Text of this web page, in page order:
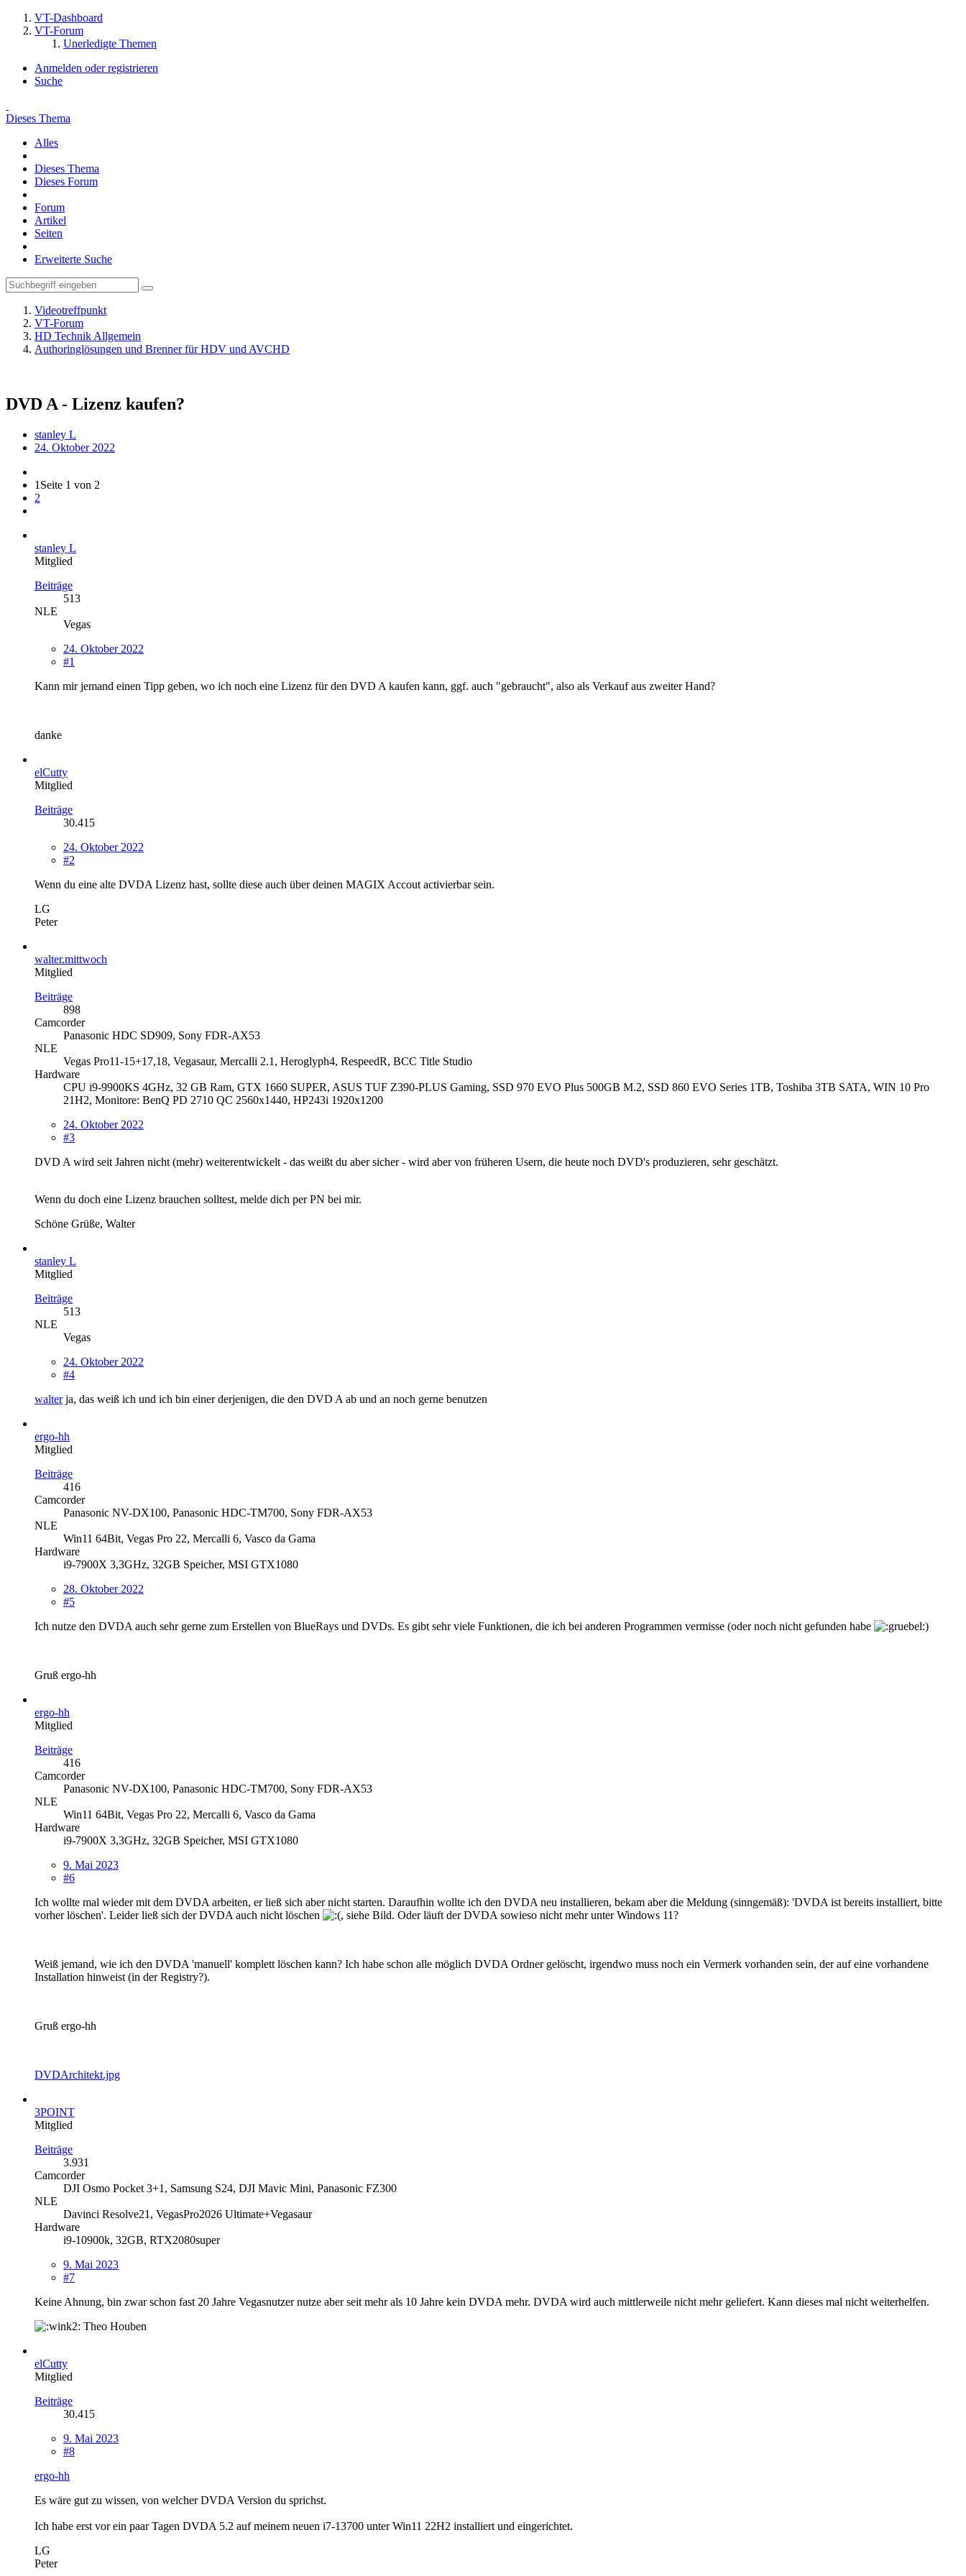
VT-Dashboard
VT-Forum
Unerledigte Themen
Anmelden oder registrieren
Suche
Dieses Thema
Alles
Dieses Thema
Dieses Forum
Forum
Artikel
Seiten
Erweiterte Suche
Videotreffpunkt
VT-Forum
HD Technik Allgemein
Authoringlösungen und Brenner für HDV und AVCHD
DVD A - Lizenz kaufen?
stanley L
24. Oktober 2022
1 Seite 1 von 2
2
stanley L
Mitglied
Beiträge
513
NLE
Vegas
24. Oktober 2022
#1
Kann mir jemand einen Tipp geben, wo ich noch eine Lizenz für den DVD A kaufen kann, ggf. auch "gebraucht", also als Verkauf aus zweiter Hand?
danke
elCutty
Mitglied
Beiträge
30.415
24. Oktober 2022
#2
Wenn du eine alte DVDA Lizenz hast, sollte diese auch über deinen MAGIX Accout activierbar sein.
LG
Peter
walter.mittwoch
Mitglied
Beiträge
898
Camcorder
Panasonic HDC SD909, Sony FDR-AX53
NLE
Vegas Pro11-15+17,18, Vegasaur, Mercalli 2.1, Heroglyph4, RespeedR, BCC Title Studio
Hardware
CPU i9-9900KS 4GHz, 32 GB Ram, GTX 1660 SUPER, ASUS TUF Z390-PLUS Gaming, SSD 970 EVO Plus 500GB M.2, SSD 860 EVO Series 1TB, Toshiba 3TB SATA, WIN 10 Pro
21H2, Monitore: BenQ PD 2710 QC 2560x1440, HP243i 1920x1200
24. Oktober 2022
#3
DVD A wird seit Jahren nicht (mehr) weiterentwickelt - das weißt du aber sicher - wird aber von früheren Usern, die heute noch DVD's produzieren, sehr geschätzt.
Wenn du doch eine Lizenz brauchen solltest, melde dich per PN bei mir.
Schöne Grüße, Walter
stanley L
Mitglied
Beiträge
513
NLE
Vegas
24. Oktober 2022
#4
walterja, das weiß ich und ich bin einer derjenigen, die den DVD A ab und an noch gerne benutzen
ergo-hh
Mitglied
Beiträge
416
Camcorder
Panasonic NV-DX100, Panasonic HDC-TM700, Sony FDR-AX53
NLE
Win11 64Bit, Vegas Pro 22, Mercalli 6, Vasco da Gama
Hardware
i9-7900X 3,3GHz, 32GB Speicher, MSI GTX1080
28. Oktober 2022
#5
Ich nutze den DVDA auch sehr gerne zum Erstellen von BlueRays und DVDs. Es gibt sehr viele Funktionen, die ich bei anderen Programmen vermisse (oder noch nicht gefunden habe
)
Gruß ergo-hh
ergo-hh
Mitglied
Beiträge
416
Camcorder
Panasonic NV-DX100, Panasonic HDC-TM700, Sony FDR-AX53
NLE
Win11 64Bit, Vegas Pro 22, Mercalli 6, Vasco da Gama
Hardware
i9-7900X 3,3GHz, 32GB Speicher, MSI GTX1080
9. Mai 2023
#6
Ich wollte mal wieder mit dem DVDA arbeiten, er ließ sich aber nicht starten. Daraufhin wollte ich den DVDA neu installieren, bekam aber die Meldung (sinngemäß): 'DVDA ist bereits installiert, bitte
vorher löschen'. Leider ließ sich der DVDA auch nicht löschen
, siehe Bild. Oder läuft der DVDA sowieso nicht mehr unter Windows 11?
Weiß jemand, wie ich den DVDA 'manuell' komplett löschen kann? Ich habe schon alle möglich DVDA Ordner gelöscht, irgendwo muss noch ein Vermerk vorhanden sein, der auf eine vorhandene
Installation hinweist (in der Registry?).
Gruß ergo-hh
DVDArchitekt.jpg
3POINT
Mitglied
Beiträge
3.931
Camcorder
DJI Osmo Pocket 3+1, Samsung S24, DJI Mavic Mini, Panasonic FZ300
NLE
Davinci Resolve21, VegasPro2026 Ultimate+Vegasaur
Hardware
i9-10900k, 32GB, RTX2080super
9. Mai 2023
#7
Keine Ahnung, bin zwar schon fast 20 Jahre Vegasnutzer nutze aber seit mehr als 10 Jahre kein DVDA mehr. DVDA wird auch mittlerweile nicht mehr geliefert. Kann dieses mal nicht weiterhelfen.
Theo Houben
elCutty
Mitglied
Beiträge
30.415
9. Mai 2023
#8
ergo-hh
Es wäre gut zu wissen, von welcher DVDA Version du sprichst.
Ich habe erst vor ein paar Tagen DVDA 5.2 auf meinem neuen i7-13700 unter Win11 22H2 installiert und eingerichtet.
LG
Peter